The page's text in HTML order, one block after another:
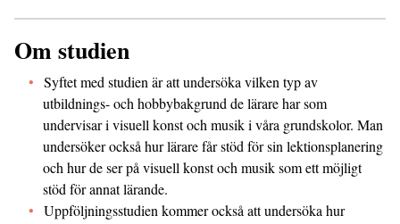
Om studien
Syftet med studien är att undersöka vilken typ av
utbildnings- och hobbybakgrund de lärare har som
undervisar i visuell konst och musik i våra grundskolor. Man
undersöker också hur lärare får stöd för sin lektionsplanering
och hur de ser på visuell konst och musik som ett möjligt
stöd för annat lärande.
Uppföljningsstudien kommer också att undersöka hur